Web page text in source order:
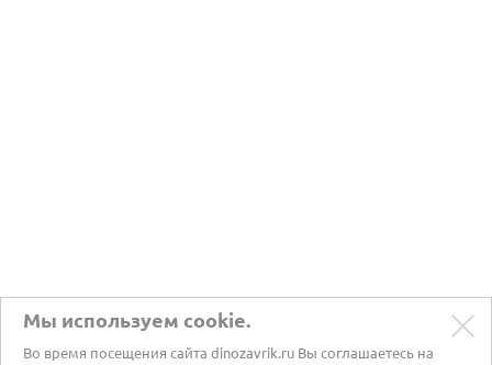
Мы используем cookie.
Во время посещения сайта dinozavrik.ru Вы соглашаетесь на